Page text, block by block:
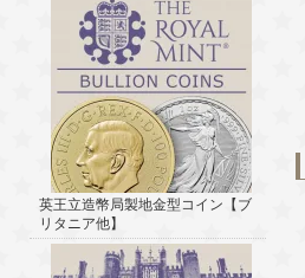
英王立造幣局製地金型コイン【ブ
リタニア他】